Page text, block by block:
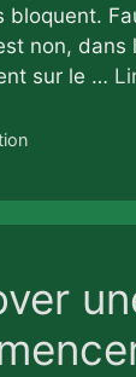
bloquent.
non, dans
sur le …